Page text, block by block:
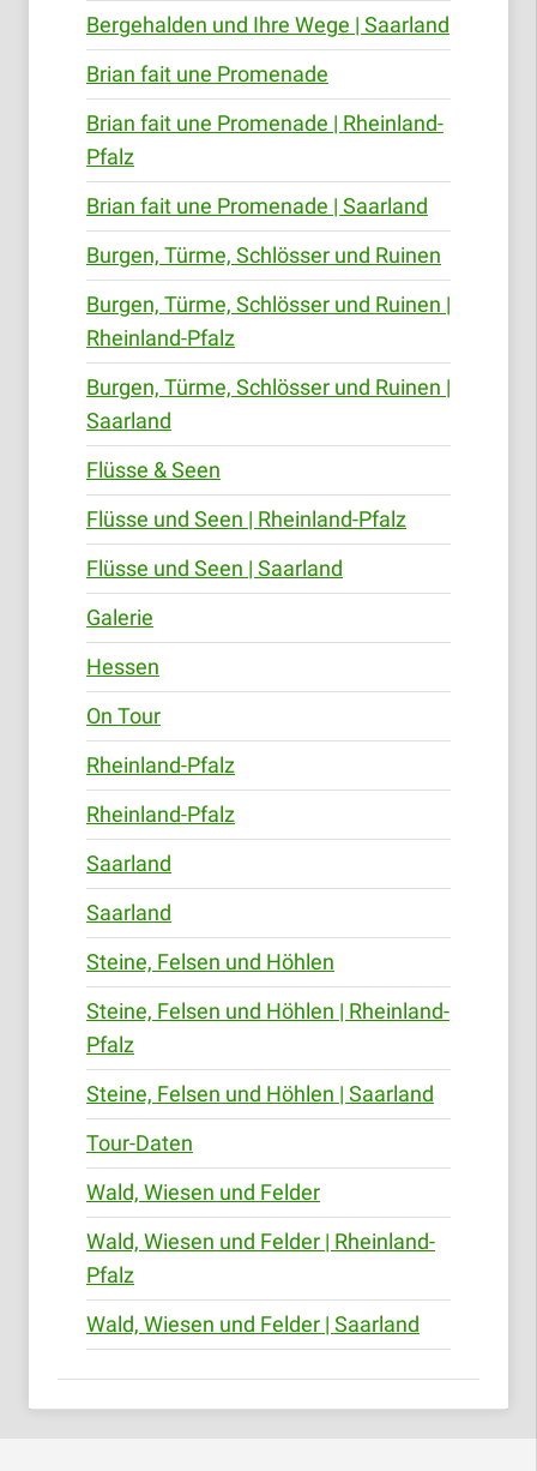
Bergehalden und Ihre Wege | Saarland
Brian fait une Promenade
Brian fait une Promenade | Rheinland-
Pfalz
Brian fait une Promenade | Saarland
Burgen, Türme, Schlösser und Ruinen
Burgen, Türme, Schlösser und Ruinen |
Rheinland-Pfalz
Burgen, Türme, Schlösser und Ruinen |
Saarland
Flüsse & Seen
Flüsse und Seen | Rheinland-Pfalz
Flüsse und Seen | Saarland
Galerie
Hessen
On Tour
Rheinland-Pfalz
Rheinland-Pfalz
Saarland
Saarland
Steine, Felsen und Höhlen
Steine, Felsen und Höhlen | Rheinland-
Pfalz
Steine, Felsen und Höhlen | Saarland
Tour-Daten
Wald, Wiesen und Felder
Wald, Wiesen und Felder | Rheinland-
Pfalz
Wald, Wiesen und Felder | Saarland